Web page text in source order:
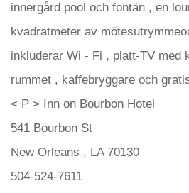
innergård pool och fontän , en
kvadratmeter av
inkluderar Wi - Fi , platt-TV med
rummet , kaffebryggare och
< P > Inn on Bourbon Hotel
541 Bourbon St
New Orleans , LA 70130
504-524-7611